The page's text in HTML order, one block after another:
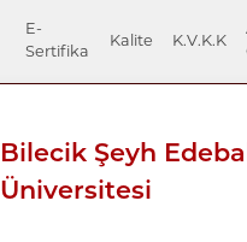
E-
Sertifika
Kalite K.V.K.K
Bilecik Şeyh
Üniversitesi